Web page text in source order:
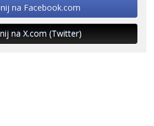
na Facebook.com
na X.com (Twitter)